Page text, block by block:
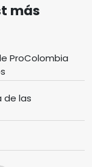
más
ProColombia
de las